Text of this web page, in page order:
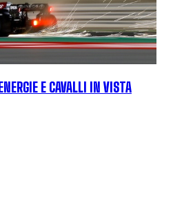
E CAVALLI IN VISTA